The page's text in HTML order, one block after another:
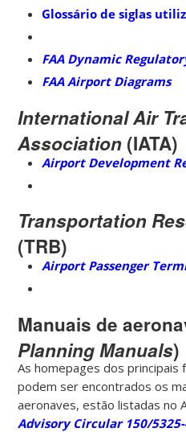
Glossário de siglas
FAA Dynamic
FAA Airport Diagrams
International Air
Association (IATA)
Airport Development
Transportation
(TRB)
Airport Passenger
Manuais de
Planning Manuals)
As homepages dos principais
podem ser encontrados os
aeronaves, estão listadas no
Advisory Circular 150/